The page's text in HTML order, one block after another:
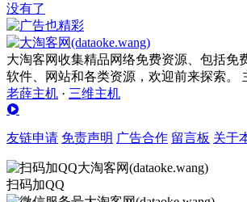
没有了
大淘客网收集精品网络免费资源、包括免
软件、网站和各类资源，欢迎前来探索。
老薛主机 · 三维主机
友链申请 免责声明 广告合作 留言板 关于
扫码加QQ